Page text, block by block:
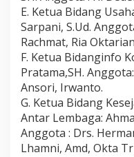
E. Ketua Bidang
Sarpani, S.Ud.
Rachmat, Ria
F. Ketua Bidanginfo
Pratama,SH.
Ansori, Irwanto.
G. Ketua Bidang
Antar Lembaga:
Anggota : Drs.
Lhamni, Amd, Okta